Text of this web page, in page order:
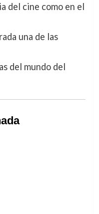
del cine como en el
una de las
del mundo del